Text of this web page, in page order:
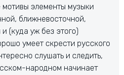
элементы музыки
ближневосточной,
(куда уж без этого)
умеет скрести русского
слушать и следить,
народном начинает